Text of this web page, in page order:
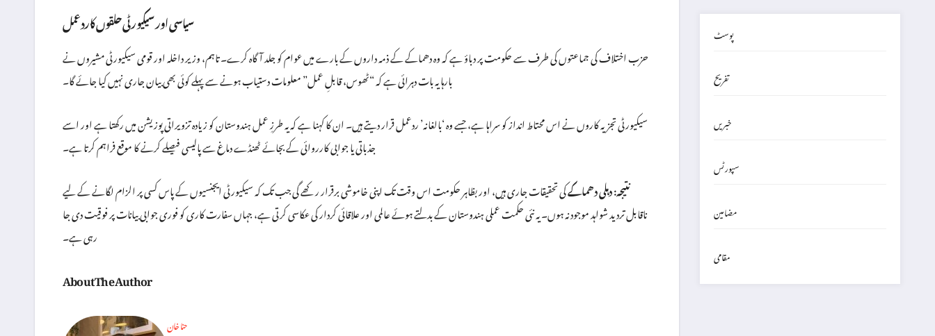
سیاسی اور سیکیورٹی حلقوں کا ردعمل
حزب اختلاف کی جماعتوں کی طرف سے حکومت پر دباؤ ہے کہ وہ دھماکے کے ذمہ داروں کے بارے میں عوام کو جلد آگاہ کرے۔ تاہم، وزیر داخلہ اور قومی سیکیورٹی مشیروں نے
بارہا یہ بات دہرائی ہے کہ “ٹھوس، قابلِ عمل” معلومات دستیاب ہونے سے پہلے کوئی بھی بیان جاری نہیں کیا جائے گا۔
سیکیورٹی تجزیہ کاروں نے اس محتاط انداز کو سراہا ہے، جسے وہ ‘بالغانہ’ ردعمل قرار دیتے ہیں۔ ان کا کہنا ہے کہ یہ طرزِ عمل ہندوستان کو زیادہ تزویراتی پوزیشن میں رکھتا ہے اور اسے
جذباتی یا جوابی کارروائی کے بجائے ٹھنڈے دماغ سے پالیسی فیصلے کرنے کا موقع فراہم کرتا ہے۔
نتیجہ:دہلی دھماکےکی تحقیقات جاری ہیں، اور بظاہر حکومت اس وقت تک اپنی خاموشی برقرار رکھے گی جب تک کہ سیکیورٹی ایجنسیوں کے پاس کسی پر الزام لگانے کے لیے
ناقابل تردید شواہد موجود نہ ہوں۔ یہ نئی حکمت عملی ہندوستان کے بدلتے ہوئے عالمی اور علاقائی کردار کی عکاسی کرتی ہے، جہاں سفارت کاری کو فوری جوابی بیانات پر فوقیت دی جا
رہی ہے۔
About The Author
حنا خان
پوسٹ
تفریح
خبریں
سپورٹس
مضامین
مقامی